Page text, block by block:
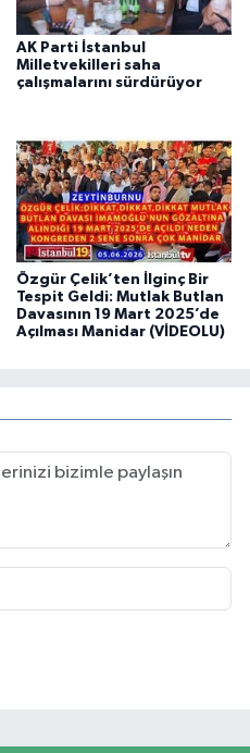
AK Parti İstanbul
Milletvekilleri saha
çalışmalarını sürdürüyor
Özgür Çelik’ten İlginç Bir
Tespit Geldi: Mutlak Butlan
Davasının 19 Mart 2025’de
Açılması Manidar (VİDEOLU)